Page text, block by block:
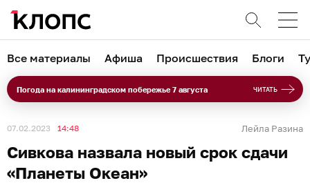
Все материалы Афиша Происшествия Блоги
Погода на калининградском побережье 7 августа ЧИТАТЬ
07.02.2023 14:48 Лейла Разина
Сивкова назвала новый срок сдачи
«Планеты Океан»